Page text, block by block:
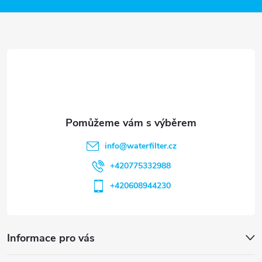
a
Informace pro vás
info@waterfilter.cz
+420775332988
+420608944230